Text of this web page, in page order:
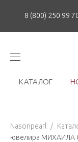
8 (800) 250 99
КАТАЛОГ
Nasonpearl /
ювелира МИХАИЛА